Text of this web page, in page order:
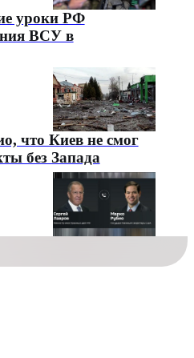
уроки РФ
ВСУ в
что Киев не смог
без Запада